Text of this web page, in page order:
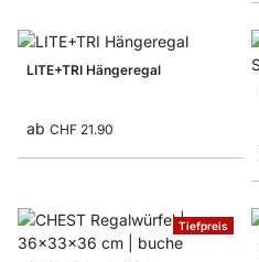
LITE+TRI Hängeregal
ab CHF 21.90
Tiefpreis